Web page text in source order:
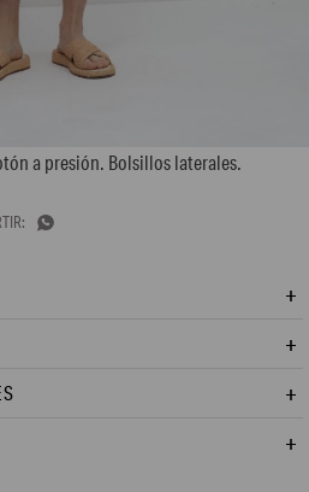
a presión. Bolsillos laterales.
